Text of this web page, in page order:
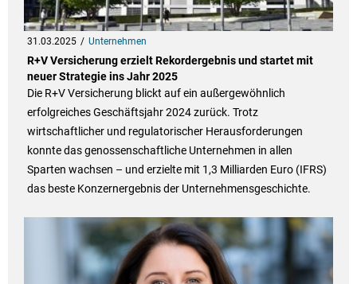
31.03.2025 Unternehmen
R+V Versicherung erzielt Rekordergebnis und startet mit
neuer Strategie ins Jahr 2025
Die R+V Versicherung blickt auf ein außergewöhnlich
erfolgreiches Geschäftsjahr 2024 zurück. Trotz
wirtschaftlicher und regulatorischer Herausforderungen
konnte das genossenschaftliche Unternehmen in allen
Sparten wachsen – und erzielte mit 1,3 Milliarden Euro (IFRS)
das beste Konzernergebnis der Unternehmensgeschichte.